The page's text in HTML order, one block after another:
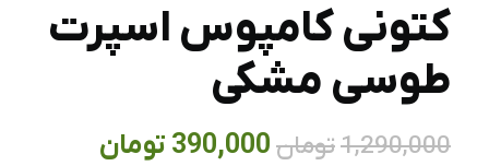
کتونی کامپوس اسپرت
طوسی مشکی
1,290,000تومان 390,000 تومان